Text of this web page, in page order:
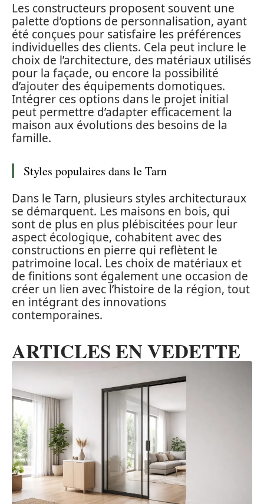
Les constructeurs proposent souvent une
palette d’options de personnalisation, ayant
été conçues pour satisfaire les préférences
individuelles des clients. Cela peut inclure le
choix de l’architecture, des matériaux utilisés
pour la façade, ou encore la possibilité
d’ajouter des équipements domotiques.
Intégrer ces options dans le projet initial
peut permettre d’adapter efficacement la
maison aux évolutions des besoins de la
famille.
Styles populaires dans le Tarn
Dans le Tarn, plusieurs styles architecturaux
se démarquent. Les maisons en bois, qui
sont de plus en plus plébiscitées pour leur
aspect écologique, cohabitent avec des
constructions en pierre qui reflètent le
patrimoine local. Les choix de matériaux et
de finitions sont également une occasion de
créer un lien avec l’histoire de la région, tout
en intégrant des innovations
contemporaines.
ARTICLES EN VEDETTE